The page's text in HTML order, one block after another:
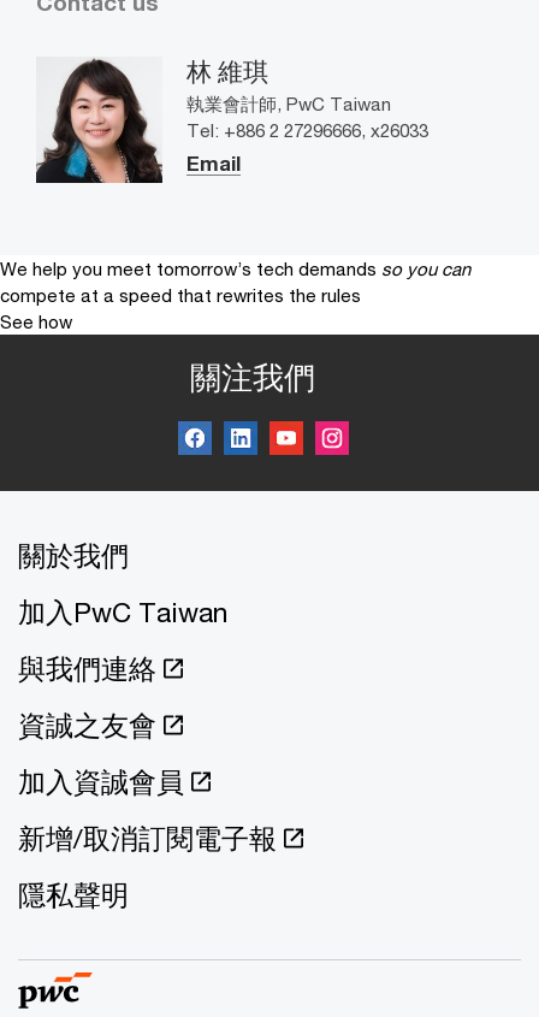
林 維琪
執業會計師, PwC Taiwan
Tel: +886 2 27296666, x26033
Email
We help you meet tomorrow’s tech demands so you can
compete at a speed that rewrites the rules
See how
關注我們
關於我們
加入PwC Taiwan
與我們連絡
資誠之友會
加入資誠會員
新增/取消訂閱電子報
隱私聲明